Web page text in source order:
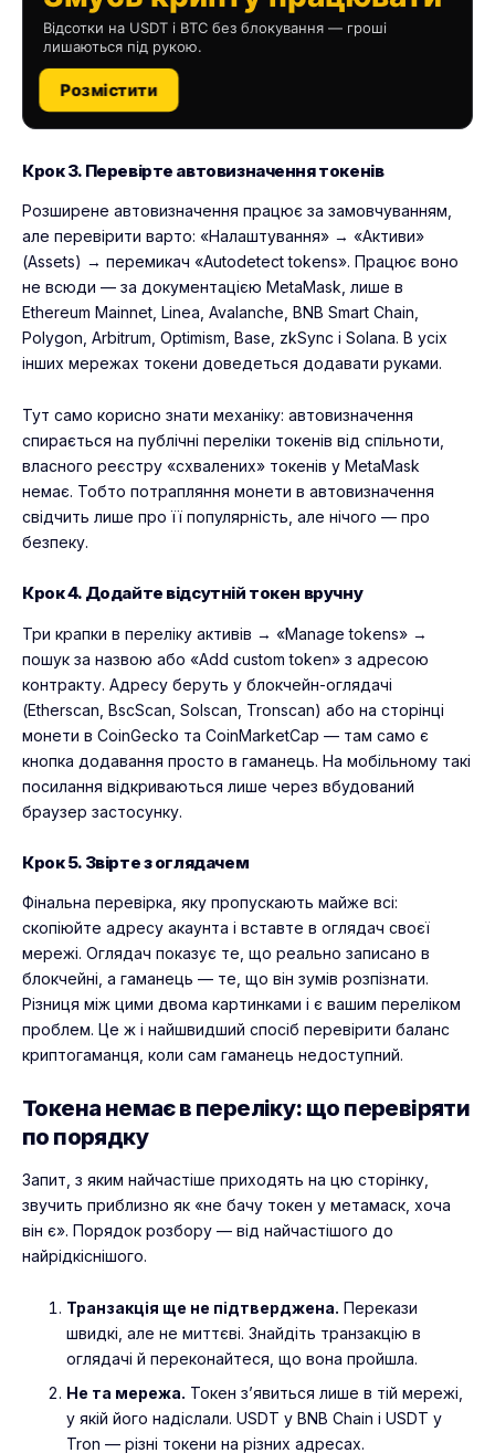
Відсотки на USDT і BTC без блокування — гроші
лишаються під рукою.
Розмістити
Крок 3. Перевірте автовизначення токенів
Розширене автовизначення працює за замовчуванням,
але перевірити варто: «Налаштування» → «Активи»
(Assets) → перемикач «Autodetect tokens». Працює воно
не всюди — за документацією MetaMask, лише в
Ethereum Mainnet, Linea, Avalanche, BNB Smart Chain,
Polygon, Arbitrum, Optimism, Base, zkSync і Solana. В усіх
інших мережах токени доведеться додавати руками.
Тут само корисно знати механіку: автовизначення
спирається на публічні переліки токенів від спільноти,
власного реєстру «схвалених» токенів у MetaMask
немає. Тобто потрапляння монети в автовизначення
свідчить лише про її популярність, але нічого — про
безпеку.
Крок 4. Додайте відсутній токен вручну
Три крапки в переліку активів → «Manage tokens» →
пошук за назвою або «Add custom token» з адресою
контракту. Адресу беруть у блокчейн-оглядачі
(Etherscan, BscScan, Solscan, Tronscan) або на сторінці
монети в CoinGecko та CoinMarketCap — там само є
кнопка додавання просто в гаманець. На мобільному такі
посилання відкриваються лише через вбудований
браузер застосунку.
Крок 5. Звірте з оглядачем
Фінальна перевірка, яку пропускають майже всі:
скопіюйте адресу акаунта і вставте в оглядач своєї
мережі. Оглядач показує те, що реально записано в
блокчейні, а гаманець — те, що він зумів розпізнати.
Різниця між цими двома картинками і є вашим переліком
проблем. Це ж і найшвидший спосіб перевірити баланс
криптогаманця, коли сам гаманець недоступний.
Токена немає в переліку: що перевіряти
по порядку
Запит, з яким найчастіше приходять на цю сторінку,
звучить приблизно як «не бачу токен у метамаск, хоча
він є». Порядок розбору — від найчастішого до
найрідкіснішого.
Транзакція ще не підтверджена. Перекази
швидкі, але не миттєві. Знайдіть транзакцію в
оглядачі й переконайтеся, що вона пройшла.
Не та мережа. Токен з’явиться лише в тій мережі,
у якій його надіслали. USDT у BNB Chain і USDT у
Tron — різні токени на різних адресах.